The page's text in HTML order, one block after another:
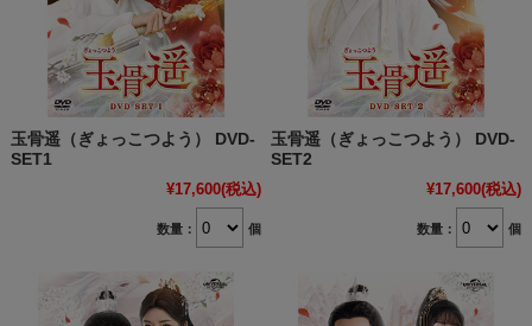
玉骨遥（ぎょっこつよう） DVD-
SET1
¥17,600(税込)
数量： 個
玉骨遥（ぎょっこつよう） DVD-
SET2
¥17,600(税込)
数量： 個